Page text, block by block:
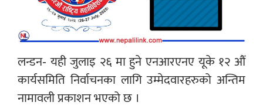
लन्डन- यही जुलाइ २६ मा हुने एनआरएनए यूके १२ औं
कार्यसमिति निर्वाचनका लागि उम्मेदवारहरुको अन्तिम
नामावली प्रकाशन भएको छ ।